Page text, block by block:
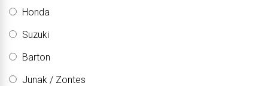
Honda
Suzuki
Barton
Junak / Zontes